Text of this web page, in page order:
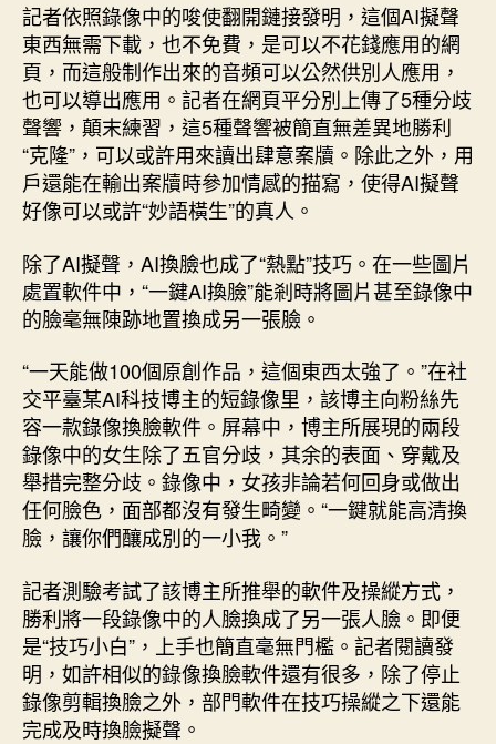
記者依照錄像中的唆使翻開鏈接發明，這個AI擬聲
東西無需下載，也不免費，是可以不花錢應用的網
頁，而這般制作出來的音頻可以公然供別人應用，
也可以導出應用。記者在網頁平分別上傳了5種分歧
聲響，顛末練習，這5種聲響被簡直無差異地勝利
“克隆”，可以或許用來讀出肆意案牘。除此之外，用
戶還能在輸出案牘時參加情感的描寫，使得AI擬聲
好像可以或許“妙語橫生”的真人。
除了AI擬聲，AI換臉也成了“熱點”技巧。在一些圖片
處置軟件中，“一鍵AI換臉”能剎時將圖片甚至錄像中
的臉毫無陳跡地置換成另一張臉。
“一天能做100個原創作品，這個東西太強了。”在社
交平臺某AI科技博主的短錄像里，該博主向粉絲先
容一款錄像換臉軟件。屏幕中，博主所展現的兩段
錄像中的女生除了五官分歧，其余的表面、穿戴及
舉措完整分歧。錄像中，女孩非論若何回身或做出
任何臉色，面部都沒有發生畸變。“一鍵就能高清換
臉，讓你們釀成別的一小我。”
記者測驗考試了該博主所推舉的軟件及操縱方式，
勝利將一段錄像中的人臉換成了另一張人臉。即便
是“技巧小白”，上手也簡直毫無門檻。記者閱讀發
明，如許相似的錄像換臉軟件還有很多，除了停止
錄像剪輯換臉之外，部門軟件在技巧操縱之下還能
完成及時換臉擬聲。